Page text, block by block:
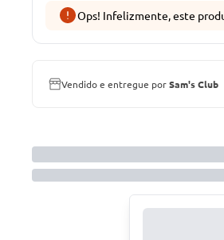
Ops! Infelizmente, este
Vendido e entregue porSam's Club